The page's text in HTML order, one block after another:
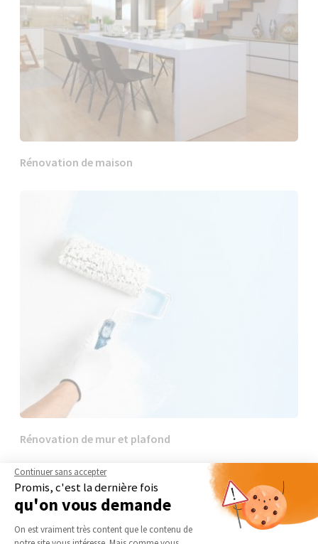
Rénovation de maison
Rénovation de mur et plafond
Continuer sans accepter
Promis, c'est la dernière fois
qu'on vous demande
Plateforme de Gestion du
On est vraiment très content que le contenu de